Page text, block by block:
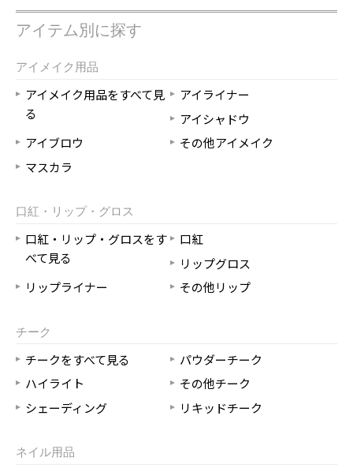
アイテム別に探す
アイメイク用品
アイメイク用品をすべて見
る
アイライナー
アイシャドウ
アイブロウ
その他アイメイク
マスカラ
口紅・リップ・グロス
口紅・リップ・グロスをす
べて見る
口紅
リップグロス
リップライナー
その他リップ
チーク
チークをすべて見る
パウダーチーク
ハイライト
その他チーク
シェーディング
リキッドチーク
ネイル用品